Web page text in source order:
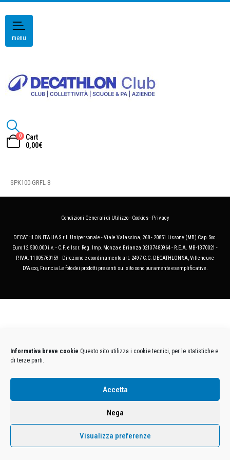
Informativa breve cookie Questo sito utilizza i cookie tecnici, per le statistiche e
di terze parti.
Accetta
Nega
Visualizza preferenze
menu
0
Cart
0,00€
SPK100-GRFL-8
Condizioni Generali di Utilizzo- Cookies- Privacy
DECATHLON ITALIA S.r.l. Unipersonale - Viale Valassina, 268 - 20851 Lissone (MB) Cap. Soc.
Euro 12.500.000 i.v. - C.F. e Iscr. Reg. Imp. Monza e Brianza 02137480964 - R.E.A. MB-1370021 -
P.IVA. 11005760159 - Direzione e coordinamento art. 2497 C.C. DECATHLON SA, Villeneuve
D'Ascq, Francia Le foto dei prodotti presenti sul sito sono puramente esemplificative.